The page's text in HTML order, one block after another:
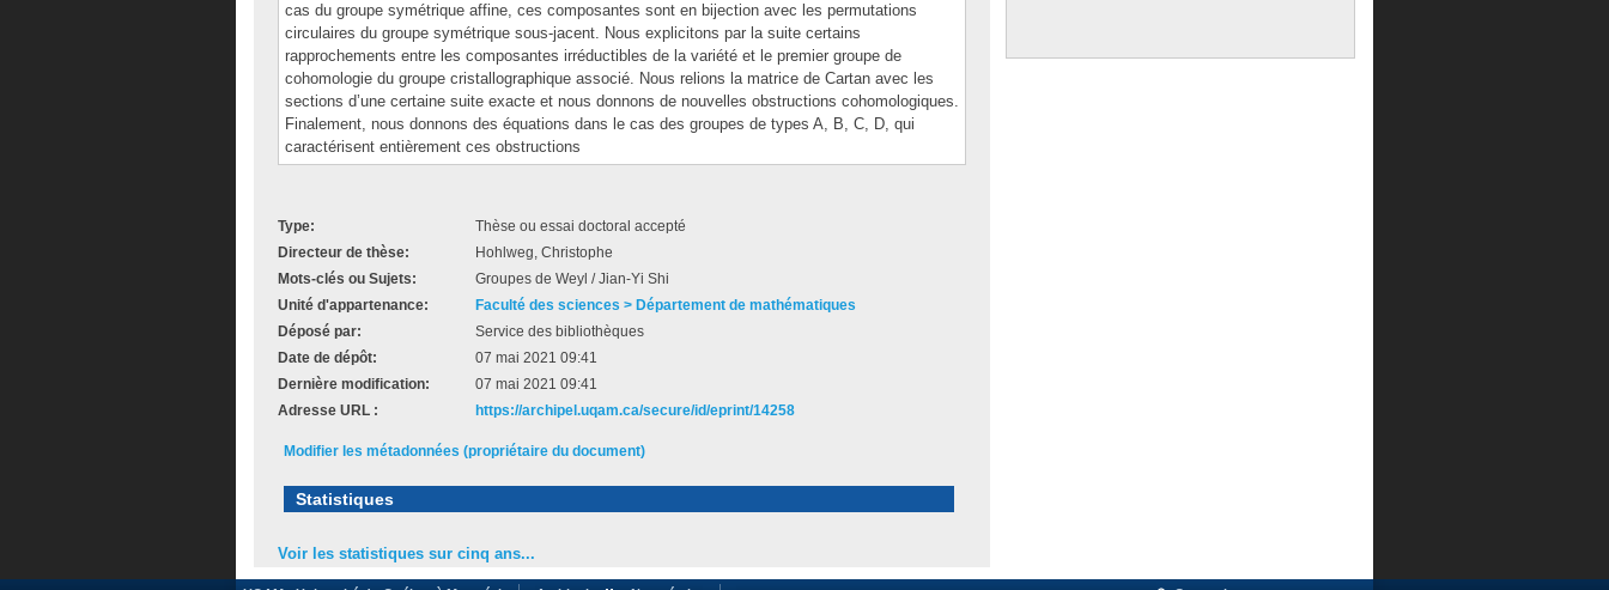
cas du groupe symétrique affine, ces composantes sont en bijection avec les permutations
circulaires du groupe symétrique sous-jacent. Nous explicitons par la suite certains
rapprochements entre les composantes irréductibles de la variété et le premier groupe de
cohomologie du groupe cristallographique associé. Nous relions la matrice de Cartan avec les
sections d’une certaine suite exacte et nous donnons de nouvelles obstructions cohomologiques.
Finalement, nous donnons des équations dans le cas des groupes de types A, B, C, D, qui
caractérisent entièrement ces obstructions
Type:
Thèse ou essai doctoral accepté
Directeur de thèse:
Hohlweg, Christophe
Mots-clés ou Sujets:
Groupes de Weyl / Jian-Yi Shi
Unité d'appartenance:
Faculté des sciences > Département de mathématiques
Déposé par:
Service des bibliothèques
Date de dépôt:
07 mai 2021 09:41
Dernière modification:
07 mai 2021 09:41
Adresse URL :
https://archipel.uqam.ca/secure/id/eprint/14258
Modifier les métadonnées (propriétaire du document)
Statistiques
Voir les statistiques sur cinq ans...